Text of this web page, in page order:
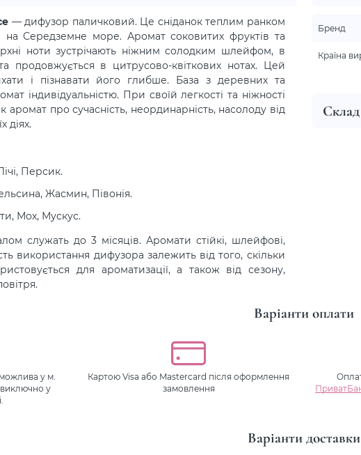
— дифузор паличковий. Це сніданок теплим ранком
Середземне море. Аромат соковитих фруктів та
ноти зустрічають ніжним солодким шлейфом, в
продовжується в цитрусово-квіткових нотах. Цей
і пізнавати його глибше. База з деревних та
індивідуальністю. При своїй легкості та ніжності
аромат про сучасність, неординарність, насолоду від
діях.
Персик.
Жасмин, Півонія.
Мох, Мускус.
служать до 3 місяців. Аромати стійкі, шлейфові,
використання дифузора залежить від того, скільки
для ароматизації, а також від сезону,
Склад
Бренд
Країна
Варіанти оплати
у м.
виключно у
Картою Visa або Mastercard після оформлення
замовлення
Варіанти доставки